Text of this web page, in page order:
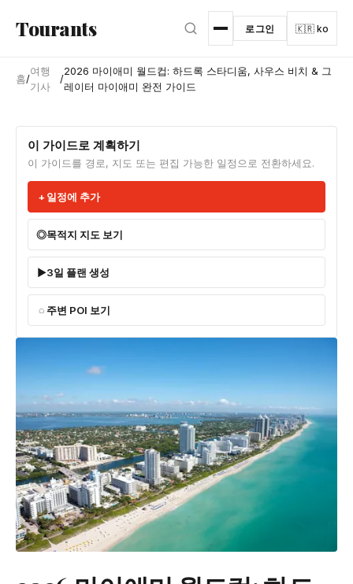
Tourants 로그인 🇰🇷 ko
홈/
여행
기사
/
2026 마이애미 월드컵: 하드록 스타디움, 사우스 비치 & 그
레이터 마이애미 완전 가이드
이 가이드로 계획하기
이 가이드를 경로, 지도 또는 편집 가능한 일정으로 전환하세요.
일정에 추가
목적지 지도 보기
3일 플랜 생성
주변 POI 보기